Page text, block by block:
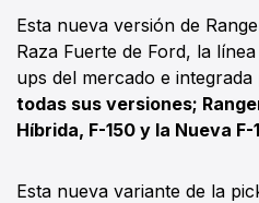
Esta nueva versión de
Raza Fuerte de Ford, la
ups del mercado e
todas sus versiones;
Híbrida, F-150 y la Nueva F-
Esta nueva variante de la